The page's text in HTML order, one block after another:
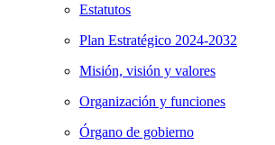
Estatutos
Plan Estratégico 2024-2032
Misión, visión y valores
Organización y funciones
Órgano de gobierno